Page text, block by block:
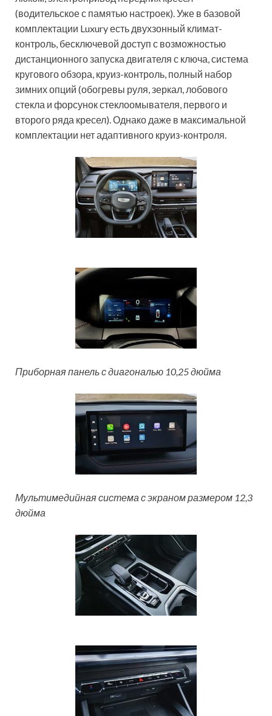
(водительское с памятью настроек). Уже в базовой
комплектации Luxury есть двухзонный климат-
контроль, бесключевой доступ с возможностью
дистанционного запуска двигателя с ключа, система
кругового обзора, круиз-контроль, полный набор
зимних опций (обогревы руля, зеркал, лобового
стекла и форсунок стеклоомывателя, первого и
второго ряда кресел). Однако даже в максимальной
комплектации нет адаптивного круиз-контроля.
Приборная панель с диагональю 10,25 дюйма
Мультимедийная система с экраном размером 12,3
дюйма